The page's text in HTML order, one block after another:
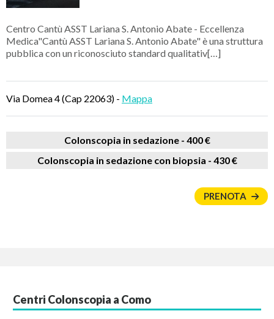
Centro Cantù ASST Lariana S. Antonio Abate - Eccellenza
Medica"Cantù ASST Lariana S. Antonio Abate" è una struttura
pubblica con un riconosciuto standard qualitativ[…]
Via Domea 4 (Cap 22063) - Mappa
Colonscopia in sedazione - 400 €
Colonscopia in sedazione con biopsia - 430 €
PRENOTA
Centri Colonscopia a Como